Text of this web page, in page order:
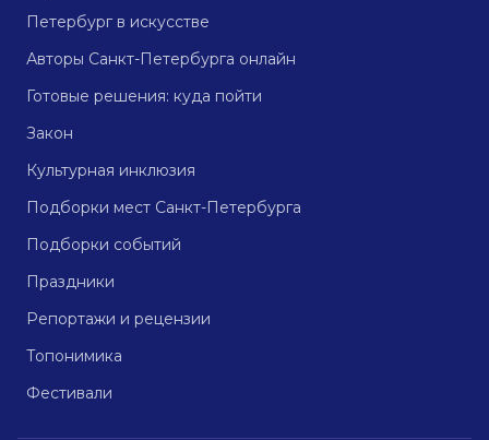
Петербург в искусстве
Авторы Санкт-Петербурга онлайн
Готовые решения: куда пойти
Закон
Культурная инклюзия
Подборки мест Санкт-Петербурга
Подборки событий
Праздники
Репортажи и рецензии
Топонимика
Фестивали